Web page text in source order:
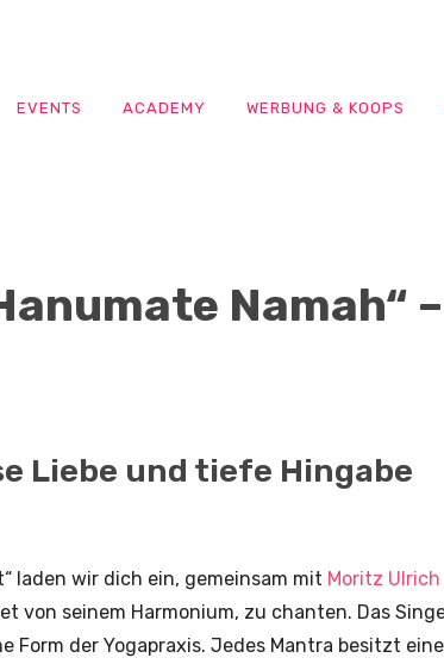
EVENTS ACADEMY WERBUNG & KOOPS
Namah“ –
Liebe und tiefe Hingabe
laden wir dich ein, gemeinsam mit Moritz Ulrich
von seinem Harmonium, zu chanten. Das
Form der Yogapraxis. Jedes Mantra besitzt eine